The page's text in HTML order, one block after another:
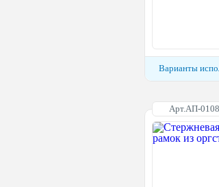
Варианты
Арт.АП-